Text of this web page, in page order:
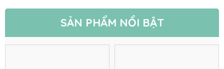
SẢN PHẨM NỔI BẬT